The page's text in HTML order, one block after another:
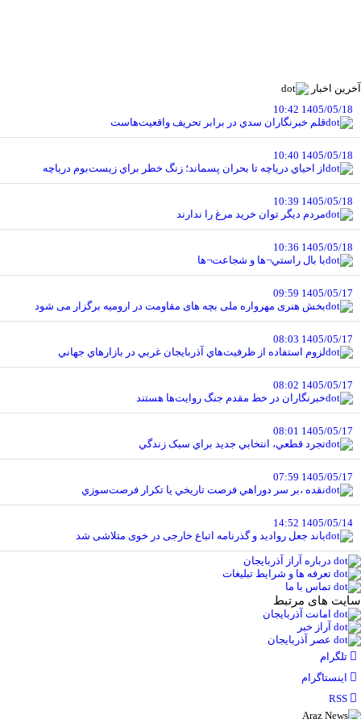
آخرین اخبار
1405/05/18 10:42
قلم خبرنگاران سدي در برابر تحريف واقعيت‌هاست
1405/05/18 10:40
از احياي درياچه تا بحران پسماند؛ زنگ خطر براي زيست‌بوم درياچه
1405/05/18 10:39
مردم ديگر توان خريد مرغ را ندارند
1405/05/18 10:36
با بال راستي¬ها و شجاعت¬ها
1405/05/17 09:59
بخش هنری مهرواره ملی بچه های مقاومت در ارومیه برگزار می شود
1405/05/17 08:03
لزوم استفاده از ظرفيت‌هاي آذربايجان غربي در بازارهاي جهاني
1405/05/17 08:02
خبرنگاران در خط مقدم جنگ روايت‌ها هستند
1405/05/17 08:01
تجرد قطعي، انتخابي جديد براي سبک زندگي
1405/05/17 07:59
نقده ،بر سر دوراهي فرصت تاريخي يا تکرار فرصت‌سوزي
1405/05/14 14:52
باند جعل روادید و گذرنامه اتباع خارجی در خوی متلاشی شد
درباره آراز آذربایجان
تعرفه ها و شرایط تبلیغات
تماس با ما
سایت های مرتبط
امانت آذربایجان
آراز خبر
عصر آذربایجان
تلگرام
اینستاگرام